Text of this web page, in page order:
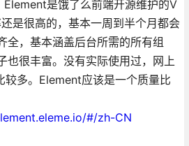
是饿了么前端开源维护的V
是很高的，基本一周到半个月都会
全，基本涵盖后台所需的所有组
也很丰富。没有实际使用过，网上
较多。Element应该是一个质量比
#/zh-CN